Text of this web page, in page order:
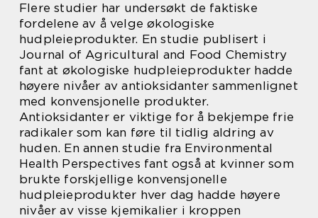
Flere studier har undersøkt de faktiske
fordelene av å velge økologiske
hudpleieprodukter. En studie publisert i
Journal of Agricultural and Food Chemistry
fant at økologiske hudpleieprodukter hadde
høyere nivåer av antioksidanter sammenlignet
med konvensjonelle produkter.
Antioksidanter er viktige for å bekjempe frie
radikaler som kan føre til tidlig aldring av
huden. En annen studie fra Environmental
Health Perspectives fant også at kvinner som
brukte forskjellige konvensjonelle
hudpleieprodukter hver dag hadde høyere
nivåer av visse kjemikalier i kroppen